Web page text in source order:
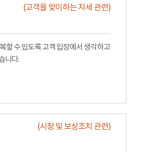
(고객을 맞이하는 자세 관련)
할 수 있도록 고객 입장에서 생각하고
니다.
(시정 및 보상조치 관련)